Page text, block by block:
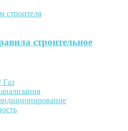
строительное
Газ